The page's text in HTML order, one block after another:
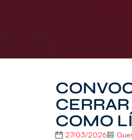
COMO
27/03/2026